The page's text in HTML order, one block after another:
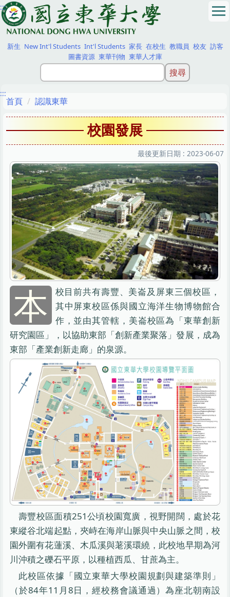
跳
到
主
要
內
:::
新生 New Int'l Students Int'l Students 家長 在校生 教職員 校友 訪客
圖書資源 東華刊物 東華人才庫
:::
首頁 認識東華
校園發展
最後更新日期 : 2023-06-07
本
校目前共有壽豐、美崙及屏東三個校區，
其中屏東校區係與國立海洋生物博物館合
作，並由其管轄，美崙校區為「東華創新
研究園區」，以協助東部「創新產業聚落」發展，成為
東部「產業創新走廊」的泉源。
壽豐校區面積251公頃校園寬廣，視野開闊，處於花
東縱谷北端起點，夾峙在海岸山脈與中央山脈之間，校
園外圍有花蓮溪、木瓜溪與荖溪環繞，此校地早期為河
川沖積之礫石平原，以種植西瓜、甘蔗為主。
此校區依據「國立東華大學校園規劃與建築準則」
（於84年11月8日，經校務會議通過）為座北朝南設